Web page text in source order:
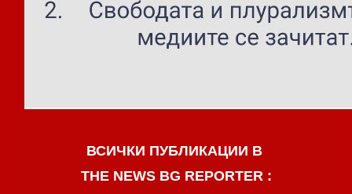
ВСИЧКИ ПУБЛИКАЦИИ В
THE NEWS BG REPORTER :